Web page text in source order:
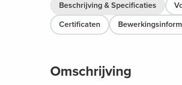
Beschrijving & Specificaties
Certificaten
Omschrijving